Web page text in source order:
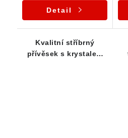
Detail
Kvalitní stříbrný
přívěsek s krystalem